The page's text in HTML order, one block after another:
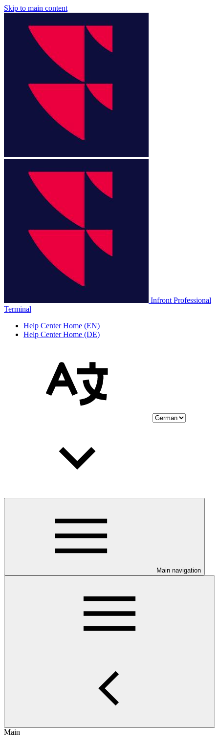
Skip to main content
Infront Professional
Terminal
Help Center Home (EN)
Help Center Home (DE)
Main navigation
Main